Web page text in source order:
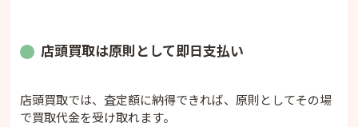
店頭買取は原則として即日支払い
店頭買取では、査定額に納得できれば、原則としてその場
で買取代金を受け取れます。